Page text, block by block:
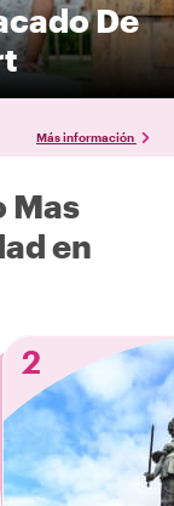
De
Más información
Mas
en
2